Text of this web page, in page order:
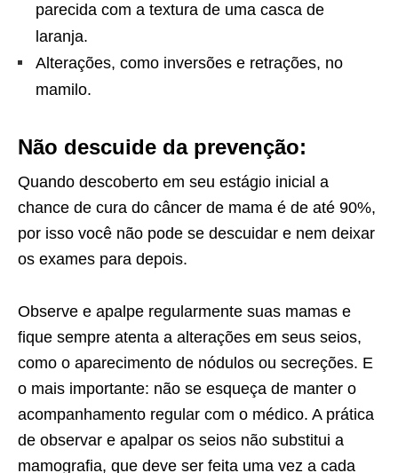
parecida com a textura de uma casca de
laranja.
Alterações, como inversões e retrações, no
mamilo.
Não descuide da prevenção:
Quando descoberto em seu estágio inicial a
chance de cura do câncer de mama é de até 90%,
por isso você não pode se descuidar e nem deixar
os exames para depois.
Observe e apalpe regularmente suas mamas e
fique sempre atenta a alterações em seus seios,
como o aparecimento de nódulos ou secreções. E
o mais importante: não se esqueça de manter o
acompanhamento regular com o médico. A prática
de observar e apalpar os seios não substitui a
mamografia, que deve ser feita uma vez a cada